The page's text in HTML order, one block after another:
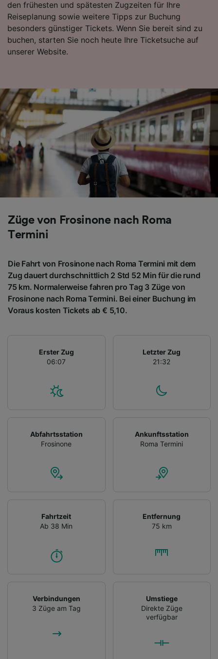
den frühesten und spätesten Zugzeiten für Ihre
Reiseplanung sowie weitere Tipps zur Buchung
besonders günstiger Tickets. Wenn Sie bereit sind zu
buchen, starten Sie noch heute Ihre Ticketsuche auf
unserer Website.
Züge von Frosinone nach Roma
Termini
Die Fahrt von Frosinone nach Roma Termini mit dem
Zug dauert durchschnittlich 2 Std 52 Min für die rund
75 km. Normalerweise fahren pro Tag 3 Züge von
Frosinone nach Roma Termini. Bei einer Buchung im
Voraus kosten Tickets ab € 5,10.
Erster Zug
06:07
Letzter Zug
21:32
Abfahrtsstation
Frosinone
Ankunftsstation
Roma Termini
Fahrtzeit
Ab 38 Min
Entfernung
75 km
Verbindungen
3 Züge am Tag
Umstiege
Direkte Züge
verfügbar
Folgendes bereitzustellen:
Verwendung genauer Standortdaten.
Endgeräteeigenschaften zur Identifikation
aktiv abfragen. Speichern von oder Zugriff auf
Informationen auf einem Endgerät.
Entwicklung und Verbesserung von
Angeboten.
Liste der Partner (Lieferanten)